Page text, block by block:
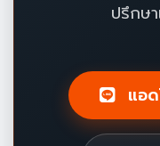
ปรึกษา
แอ